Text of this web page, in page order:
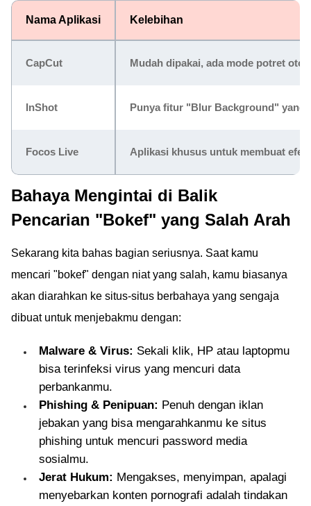
Nama Aplikasi Kelebihan
CapCut Mudah dipakai, ada mode potret
InShot Punya fitur "Blur Background" yang
Focos Live Aplikasi khusus untuk membuat
Bahaya Mengintai di Balik
Pencarian "Bokef" yang Salah Arah
Sekarang kita bahas bagian seriusnya. Saat kamu
mencari "bokef" dengan niat yang salah, kamu biasanya
akan diarahkan ke situs-situs berbahaya yang sengaja
dibuat untuk menjebakmu dengan:
Malware & Virus: Sekali klik, HP atau laptopmu
bisa terinfeksi virus yang mencuri data
perbankanmu.
Phishing & Penipuan: Penuh dengan iklan
jebakan yang bisa mengarahkanmu ke situs
phishing untuk mencuri password media
sosialmu.
Jerat Hukum: Mengakses, menyimpan, apalagi
menyebarkan konten pornografi adalah tindakan